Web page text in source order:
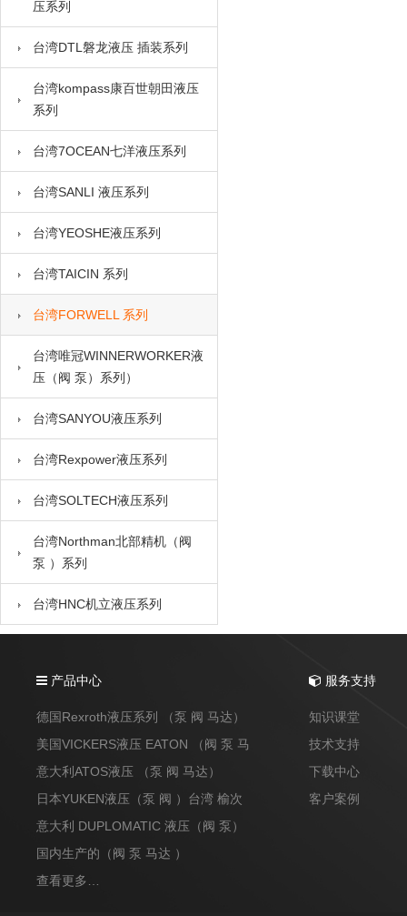
压系列
台湾DTL磐龙液压 插装系列
台湾kompass康百世朝田液压
系列
台湾7OCEAN七洋液压系列
台湾SANLI 液压系列
台湾YEOSHE液压系列
台湾TAICIN 系列
台湾FORWELL 系列
台湾唯冠WINNERWORKER液
压（阀 泵）系列）
台湾SANYOU液压系列
台湾Rexpower液压系列
台湾SOLTECH液压系列
台湾Northman北部精机（阀
泵 ）系列
台湾HNC机立液压系列
产品中心
德国Rexroth液压系列 （泵 阀 马达）
美国VICKERS液压 EATON （阀 泵 马
达）
意大利ATOS液压 （泵 阀 马达）
日本YUKEN液压（泵 阀 ）台湾 榆次
意大利 DUPLOMATIC 液压（阀 泵）
国内生产的（阀 泵 马达 ）
查看更多…
服务支持
知识课堂
技术支持
下载中心
客户案例